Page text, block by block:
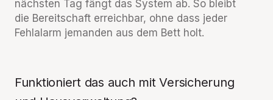
nächsten Tag fängt das System ab. So bleibt
die Bereitschaft erreichbar, ohne dass jeder
Fehlalarm jemanden aus dem Bett holt.
Funktioniert das auch mit Versicherung